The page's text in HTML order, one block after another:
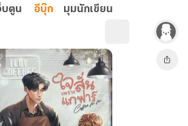
บตูน อีบุ๊ก มุมนักเขียน